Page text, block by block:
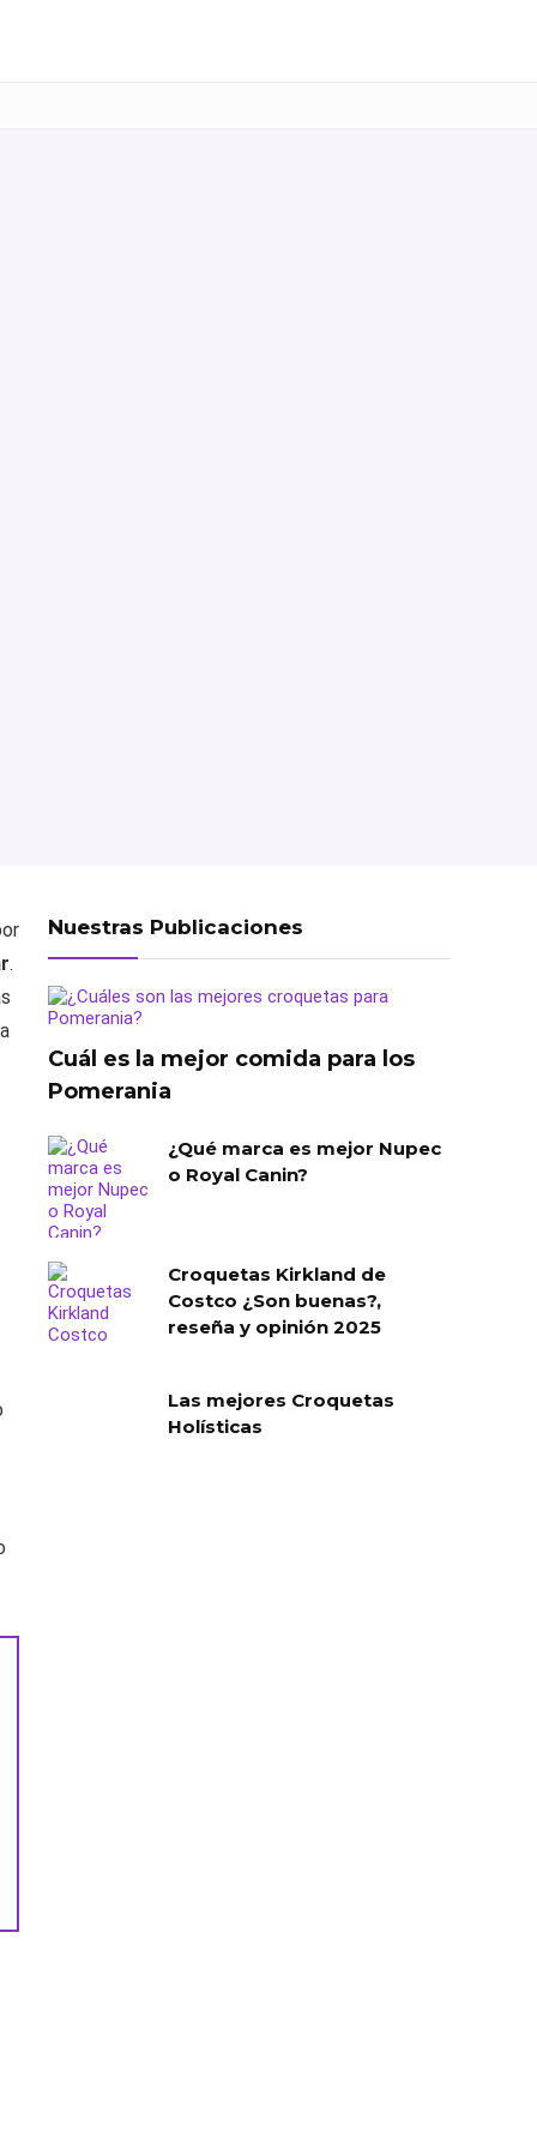
.
Nuestras Publicaciones
Cuál es la mejor comida para los
Pomerania
¿Qué marca es mejor Nupec
o Royal Canin?
Croquetas Kirkland de
Costco ¿Son buenas?,
reseña y opinión 2025
Las mejores Croquetas
Holísticas